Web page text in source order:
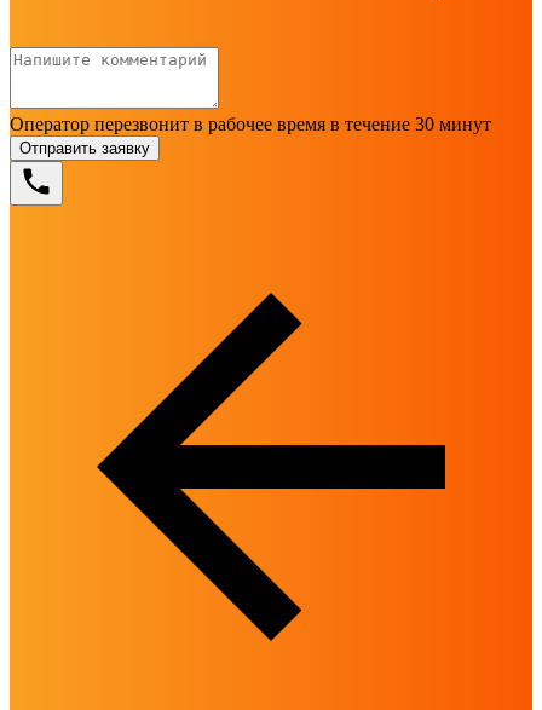
Оператор перезвонит в рабочее время в течение 30 минут
Отправить заявку